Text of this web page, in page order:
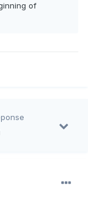
of